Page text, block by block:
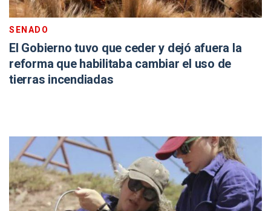
SENADO
El Gobierno tuvo que ceder y dejó afuera la
reforma que habilitaba cambiar el uso de
tierras incendiadas